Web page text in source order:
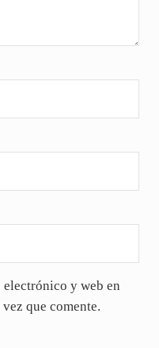
y web en
que comente.